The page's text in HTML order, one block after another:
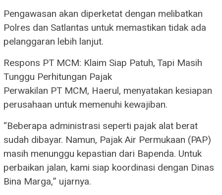
Pengawasan akan diperketat dengan melibatkan
Polres dan Satlantas untuk memastikan tidak ada
pelanggaran lebih lanjut.
Respons PT MCM: Klaim Siap Patuh, Tapi Masih
Tunggu Perhitungan Pajak
Perwakilan PT MCM, Haerul, menyatakan kesiapan
perusahaan untuk memenuhi kewajiban.
“Beberapa administrasi seperti pajak alat berat
sudah dibayar. Namun, Pajak Air Permukaan (PAP)
masih menunggu kepastian dari Bapenda. Untuk
perbaikan jalan, kami siap koordinasi dengan Dinas
Bina Marga,” ujarnya.